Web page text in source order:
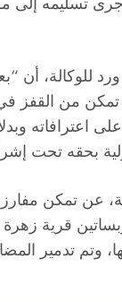
للوكالة، أن
من القفز
اعترافاته
عن تمكن
قرية زهرة
وتم تدمير